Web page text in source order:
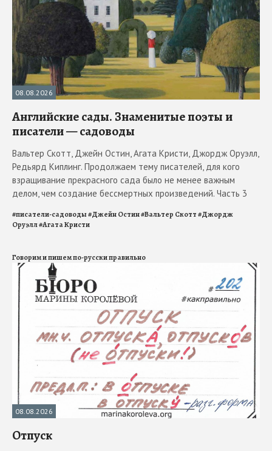
08.08.2026
Английские сады. Знаменитые поэты и
писатели — садоводы
Вальтер Скотт, Джейн Остин, Агата Кристи, Джордж Оруэлл,
Редьярд Киплинг. Продолжаем тему писателей, для кого
взращивание прекрасного сада было не менее важным
делом, чем создание бессмертных произведений. Часть 3
#писатели-садоводы#Джейн Остин#Вальтер Скотт#Джордж
Оруэлл#Агата Кристи
Говорим и пишем по-русски правильно
08.08.2026
Отпуск